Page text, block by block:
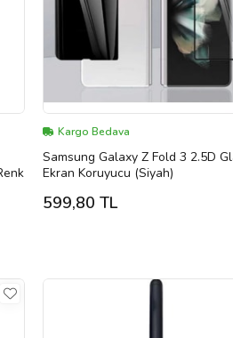
Kargo Bedava
Samsung Galaxy Z Fold 3 2.5D
Ekran Koruyucu (Siyah)
599,80 TL